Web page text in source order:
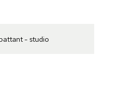
- studio